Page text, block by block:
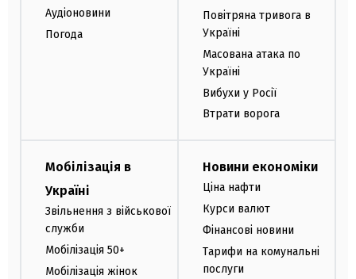
Аудіоновини
Погода
Повітряна тривога в
Україні
Масована атака по
Україні
Вибухи у Росії
Втрати ворога
Мобілізація в
Україні
Звільнення з військової
служби
Мобілізація 50+
Мобілізація жінок
Новини економіки
Ціна нафти
Курси валют
Фінансові новини
Тарифи на комунальні
послуги